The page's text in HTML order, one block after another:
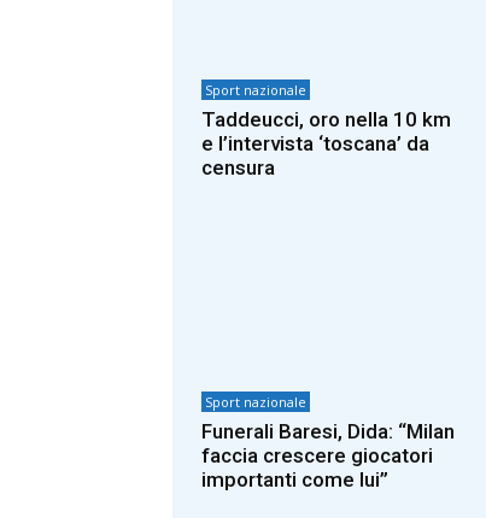
Sport nazionale
Taddeucci, oro nella 10 km
e l’intervista ‘toscana’ da
censura
Sport nazionale
Funerali Baresi, Dida: “Milan
faccia crescere giocatori
importanti come lui”